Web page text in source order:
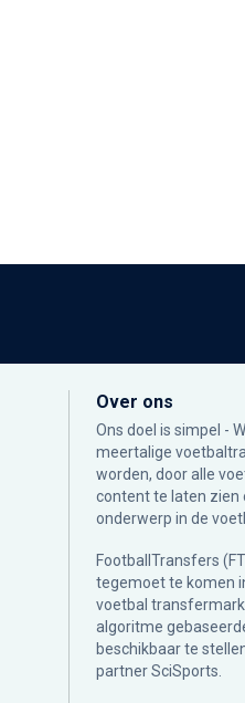
Over ons
Ons doel is simpel -
meertalige
worden, door alle
content te laten
onderwerp in de
FootballTransfers
tegemoet te komen
voetbal
algoritme
beschikbaar te
partnerSciSports